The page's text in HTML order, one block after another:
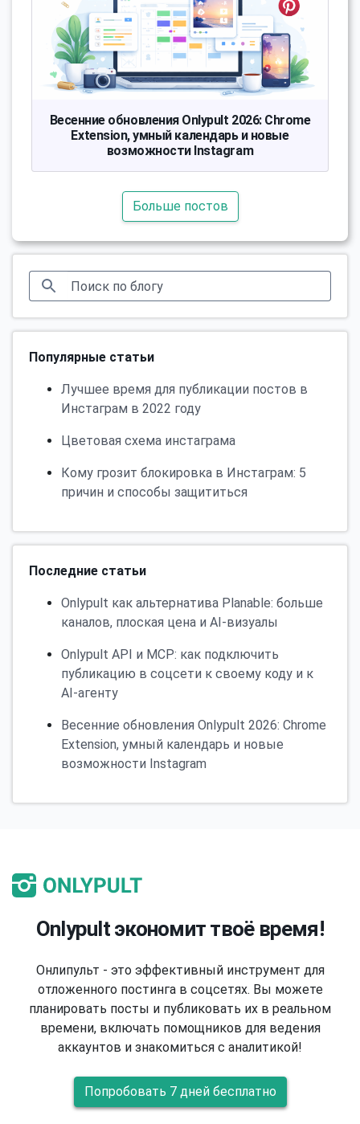
Весенние обновления Onlypult 2026: Chrome
Extension, умный календарь и новые
возможности Instagram
Больше постов
Популярные статьи
Лучшее время для публикации постов в
Инстаграм в 2022 году
Цветовая схема инстаграма
Кому грозит блокировка в Инстаграм: 5
причин и способы защититься
Последние статьи
Onlypult как альтернатива Planable: больше
каналов, плоская цена и AI-визуалы
Onlypult API и MCP: как подключить
публикацию в соцсети к своему коду и к
AI-агенту
Весенние обновления Onlypult 2026: Chrome
Extension, умный календарь и новые
возможности Instagram
Onlypult экономит твоё время!
Онлипульт - это эффективный инструмент для
отложенного постинга в соцсетях. Вы можете
планировать посты и публиковать их в реальном
времени, включать помощников для ведения
аккаунтов и знакомиться с аналитикой!
Попробовать 7 дней бесплатно